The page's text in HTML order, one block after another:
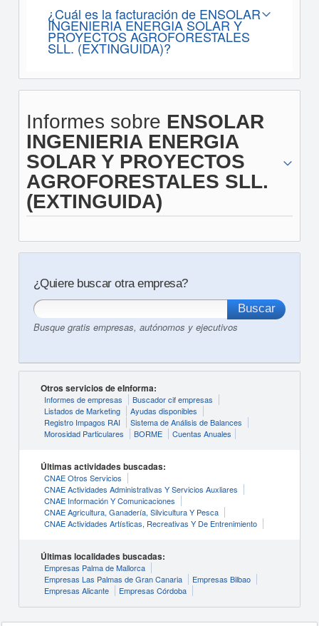
¿Cuál es la facturación de ENSOLAR
INGENIERIA ENERGIA SOLAR Y
PROYECTOS AGROFORESTALES
SLL. (EXTINGUIDA)?
Informes sobre ENSOLAR
INGENIERIA ENERGIA
SOLAR Y PROYECTOS
AGROFORESTALES SLL.
(EXTINGUIDA)
¿Quiere buscar otra empresa?
Busque gratis empresas, autónomos y ejecutivos
Otros servicios de eInforma:
Informes de empresas
Buscador cif empresas
Listados de Marketing
Ayudas disponibles
Registro Impagos RAI
Sistema de Análisis de Balances
Morosidad Particulares
BORME Cuentas Anuales
Últimas actividades buscadas:
CNAE Otros Servicios
CNAE Actividades Administrativas Y Servicios Auxliares
CNAE Información Y Comunicaciones
CNAE Agricultura, Ganadería, Silvicultura Y Pesca
CNAE Actividades Artísticas, Recreativas Y De Entrenimiento
Últimas localidades buscadas:
Empresas Palma de Mallorca
Empresas Las Palmas de Gran Canaria
Empresas Bilbao
Empresas Alicante
Empresas Córdoba